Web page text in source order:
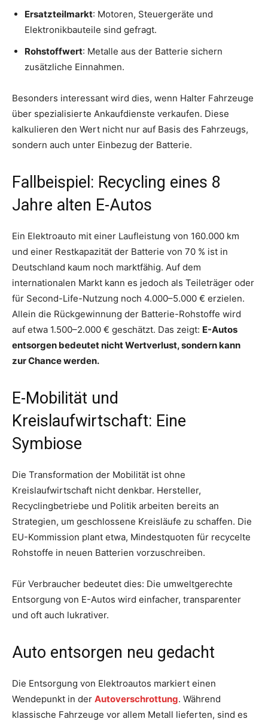
Ersatzteilmarkt: Motoren, Steuergeräte und
Elektronikbauteile sind gefragt.
Rohstoffwert: Metalle aus der Batterie sichern
zusätzliche Einnahmen.
Besonders interessant wird dies, wenn Halter Fahrzeuge
über spezialisierte Ankaufdienste verkaufen. Diese
kalkulieren den Wert nicht nur auf Basis des Fahrzeugs,
sondern auch unter Einbezug der Batterie.
Fallbeispiel: Recycling eines 8
Jahre alten E-Autos
Ein Elektroauto mit einer Laufleistung von 160.000 km
und einer Restkapazität der Batterie von 70 % ist in
Deutschland kaum noch marktfähig. Auf dem
internationalen Markt kann es jedoch als Teileträger oder
für Second-Life-Nutzung noch 4.000–5.000 € erzielen.
Allein die Rückgewinnung der Batterie-Rohstoffe wird
auf etwa 1.500–2.000 € geschätzt. Das zeigt: E-Autos
entsorgen bedeutet nicht Wertverlust, sondern kann
zur Chance werden.
E-Mobilität und
Kreislaufwirtschaft: Eine
Symbiose
Die Transformation der Mobilität ist ohne
Kreislaufwirtschaft nicht denkbar. Hersteller,
Recyclingbetriebe und Politik arbeiten bereits an
Strategien, um geschlossene Kreisläufe zu schaffen. Die
EU-Kommission plant etwa, Mindestquoten für recycelte
Rohstoffe in neuen Batterien vorzuschreiben.
Für Verbraucher bedeutet dies: Die umweltgerechte
Entsorgung von E-Autos wird einfacher, transparenter
und oft auch lukrativer.
Auto entsorgen neu gedacht
Die Entsorgung von Elektroautos markiert einen
Wendepunkt in der Autoverschrottung. Während
klassische Fahrzeuge vor allem Metall lieferten, sind es